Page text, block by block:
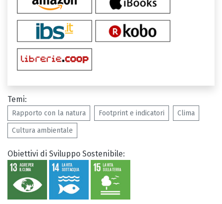
Temi:
Rapporto con la natura Footprint e indicatori Clima
Cultura ambientale
Obiettivi di Sviluppo Sostenibile: